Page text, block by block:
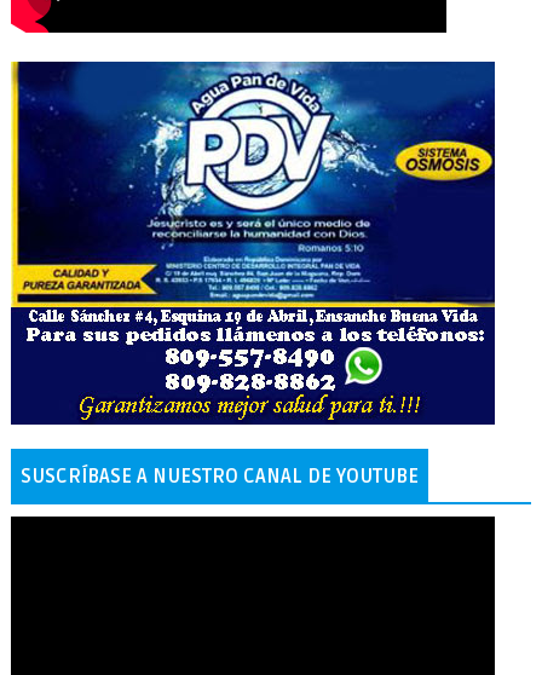
SUSCRÍBASE A NUESTRO CANAL DE YOUTUBE